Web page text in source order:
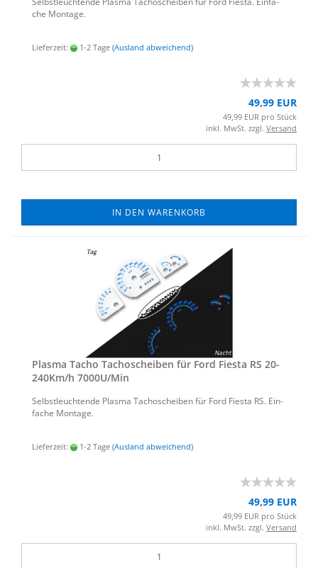
che Mon­ta­ge.
Lieferzeit: 1-2 Tage (Ausland abweichend)
49,99 EUR
49,99 EUR pro Stück
inkl. MwSt. zzgl. Versand
IN DEN WARENKORB
Plas­ma Tacho Ta­cho­schei­ben für Ford Fi­es­ta RS 20-​
240Km/h 7000U/Min
Selbst­leuch­ten­de Plas­ma Ta­cho­schei­ben für Ford Fi­es­ta RS. Ein­
fa­che Mon­ta­ge.
Lieferzeit: 1-2 Tage (Ausland abweichend)
49,99 EUR
49,99 EUR pro Stück
inkl. MwSt. zzgl. Versand